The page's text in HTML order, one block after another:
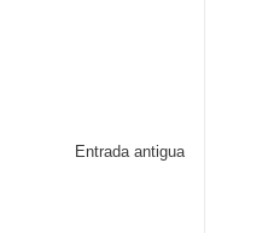
Entrada antigua